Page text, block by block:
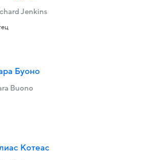
Jenkins
Буоно
Buono
Котеас